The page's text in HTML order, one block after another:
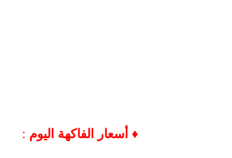
♦ أسعار الفاكهة اليوم :